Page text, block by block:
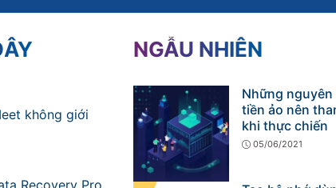
không giới
Recovery Pro
NGẪU NHIÊN
Những
tiền ảo nên
khi thực chiến
05/06/2021